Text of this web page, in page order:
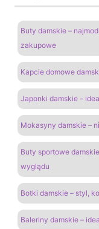
Buty damskie –
zakupowe
Kapcie domowe
Japonki damskie -
Mokasyny damskie –
Buty sportowe
wyglądu
Botki damskie – styl,
Baleriny damskie –